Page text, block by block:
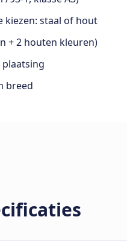
kiezen: staal of hout
+ 2 houten kleuren)
breed